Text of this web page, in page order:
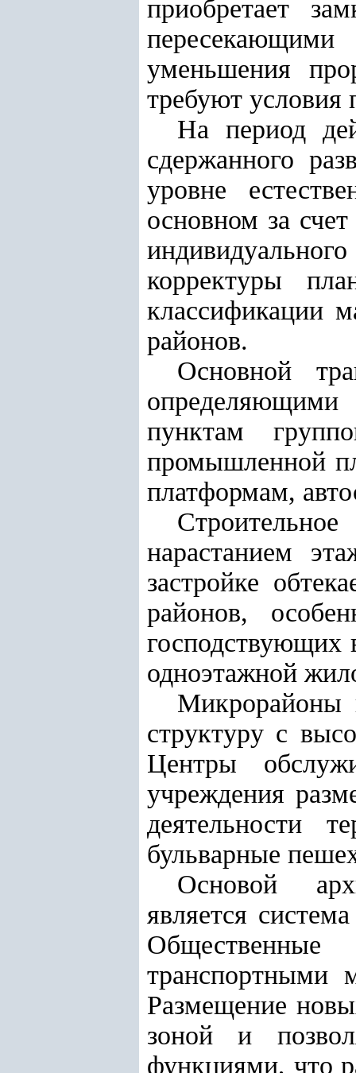
приобретает
уменьшения
требуют
На период
сдержанного
уровне
основном за
корректуры
классификации
районов.
Основной
пунктам
промышленной
платформам,
нарастанием
застройке
районов,
господствующих
одноэтажной
Микрорайоны
структуру с
Центры
учреждения
деятельности
бульварные
Основой
является
транспортными
Размещение
зоной и
функциями, что